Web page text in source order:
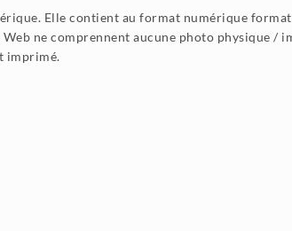
Elle contient au format numérique
ne comprennent aucune photo physique
imprimé.